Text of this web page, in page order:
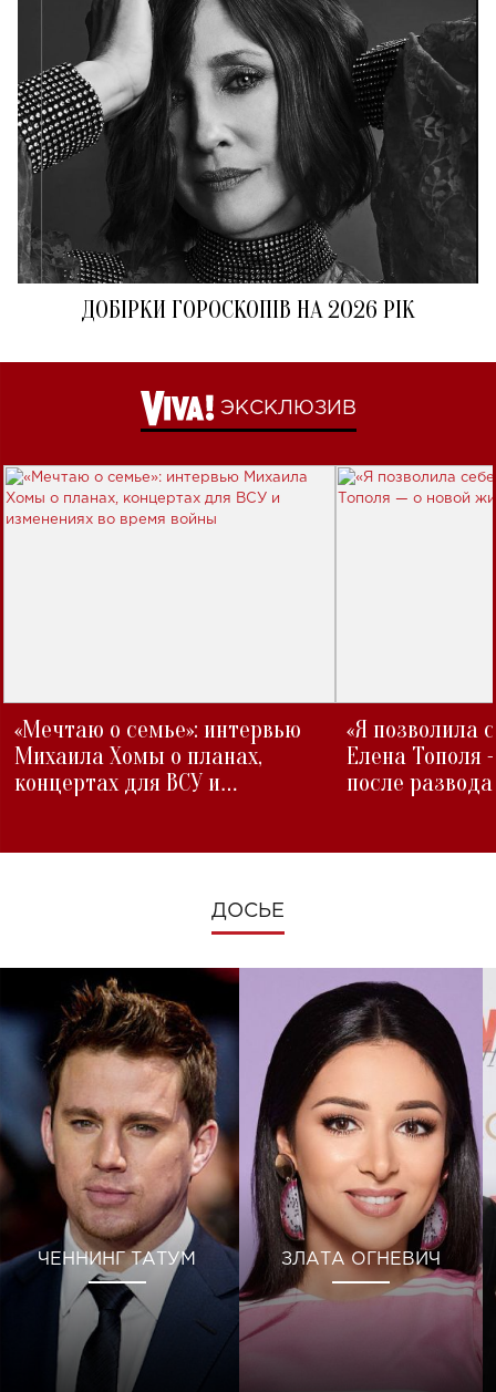
ДОБІРКИ ГОРОСКОПІВ НА 2026 РІК
ЭКСКЛЮЗИВ
«Мечтаю о семье»: интервью
Михаила Хомы о планах,
концертах для ВСУ и
«Я позволила
Елена Тополя
после развода
ДОСЬЕ
ЧЕННИНГ ТАТУМ ЗЛАТА ОГНЕВИЧ